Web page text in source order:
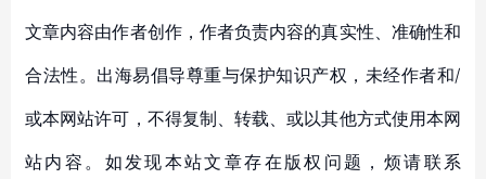
文章内容由作者创作，作者负责内容的真实性、准确性和
合法性。出海易倡导尊重与保护知识产权，未经作者和/
或本网站许可，不得复制、转载、或以其他方式使用本网
站内容。如发现本站文章存在版权问题，烦请联系